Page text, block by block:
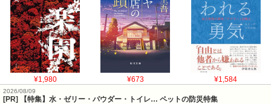
¥1,980 ¥673 ¥1,584
2026/08/09
[PR] 【特集】水・ゼリー・パウダー・トイレ… ペットの防災特集